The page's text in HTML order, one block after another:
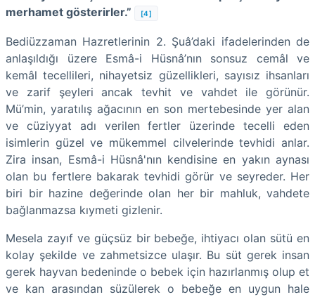
merhamet gösterirler.”
[4]
Bediüzzaman Hazretlerinin 2. Şuâ’daki ifadelerinden de
anlaşıldığı üzere Esmâ-i Hüsnâ’nın sonsuz cemâl ve
kemâl tecellileri, nihayetsiz güzellikleri, sayısız ihsanları
ve zarif şeyleri ancak tevhit ve vahdet ile görünür.
Mü’min, yaratılış ağacının en son mertebesinde yer alan
ve cüziyyat adı verilen fertler üzerinde tecelli eden
isimlerin güzel ve mükemmel cilvelerinde tevhidi anlar.
Zira insan, Esmâ-i Hüsnâ'nın kendisine en yakın aynası
olan bu fertlere bakarak tevhidi görür ve seyreder. Her
biri bir hazine değerinde olan her bir mahluk, vahdete
bağlanmazsa kıymeti gizlenir.
Mesela zayıf ve güçsüz bir bebeğe, ihtiyacı olan sütü en
kolay şekilde ve zahmetsizce ulaşır. Bu süt gerek insan
gerek hayvan bedeninde o bebek için hazırlanmış olup et
ve kan arasından süzülerek o bebeğe en uygun hale